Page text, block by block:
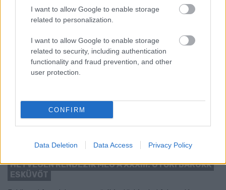
I want to allow Google to enable storage
related to personalization.
I want to allow Google to enable storage
related to security, including authentication
functionality and fraud prevention, and other
user protection.
CONFIRM
Data Deletion Data Access Privacy Policy
HÉTVÉGÉN RENDEZIK MEG A XXXIII. GYŐRI BAROKK
ESKÜVŐT